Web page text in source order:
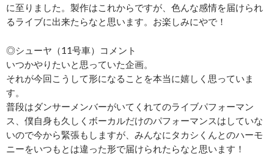
に至りました。製作はこれからですが、色んな感情を届けられ
るライブに出来たらなと思います。お楽しみにやで！
◎シューヤ（11号車）コメント
いつかやりたいと思っていた企画。
それが今回こうして形になることを本当に嬉しく思っていま
す。
普段はダンサーメンバーがいてくれてのライブパフォーマン
ス、僕自身も久しくボーカルだけのパフォーマンスはしていな
いので今から緊張もしますが、みんなにタカシくんとのハーモ
ニーをいつもとは違った形で届けられたらなと思います！